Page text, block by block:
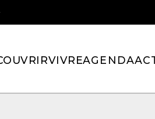
VIVREAGENDA